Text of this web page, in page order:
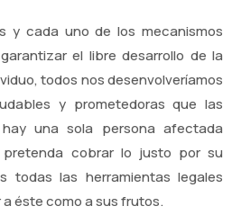
y cada uno de los mecanismos
el libre desarrollo de la
todos nos desenvolveríamos
y prometedoras que las
una sola persona afectada
cobrar lo justo por su
todas las herramientas legales
éste como a sus frutos.